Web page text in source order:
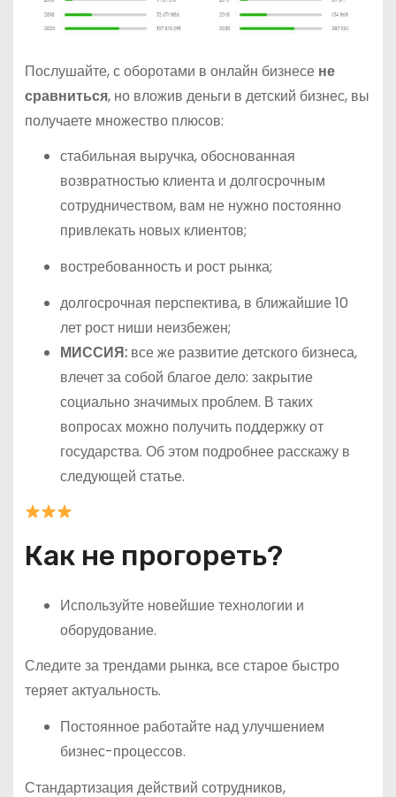
Послушайте, с оборотами в онлайн бизнесе не
сравниться, но вложив деньги в детский бизнес, вы
получаете множество плюсов:
стабильная выручка, обоснованная
возвратностью клиента и долгосрочным
сотрудничеством, вам не нужно постоянно
привлекать новых клиентов;
востребованность и рост рынка;
долгосрочная перспектива, в ближайшие 10
лет рост ниши неизбежен;
МИССИЯ:все же развитие детского бизнеса,
влечет за собой благое дело: закрытие
социально значимых проблем. В таких
вопросах можно получить поддержку от
государства. Об этом подробнее расскажу в
следующей статье.
Как не прогореть?
Используйте новейшие технологии и
оборудование.
Следите за трендами рынка, все старое быстро
теряет актуальность.
Постоянное работайте над улучшением
бизнес-процессов.
Стандартизация действий сотрудников,